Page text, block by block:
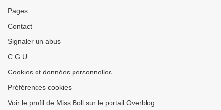
Pages
Contact
Signaler un abus
C.G.U.
Cookies et données personnelles
Préférences cookies
Voir le profil de Miss Boll sur le portail Overblog